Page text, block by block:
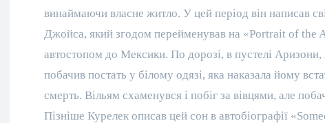
винаймаючи власне житло. У цей період він написав
Джойса, який згодом перейменував на «Portrait of
автостопом до Мексики. По дорозі, в пустелі
побачив постать у білому одязі, яка наказала йому
смерть. Вільям схаменувся і побіг за вівцями, але
Пізніше Курелек описав цей сон в автобіографії